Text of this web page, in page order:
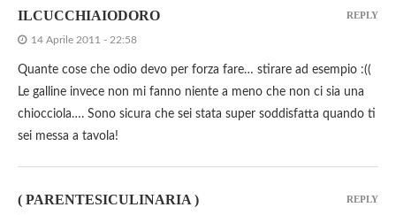
ILCUCCHIAIODORO
14 Aprile 2011 - 22:58
Quante cose che odio devo per forza fare… stirare ad esempio :((
Le galline invece non mi fanno niente a meno che non ci sia una
chiocciola…. Sono sicura che sei stata super soddisfatta quando ti
sei messa a tavola!
REPLY
( PARENTESICULINARIA ) REPLY